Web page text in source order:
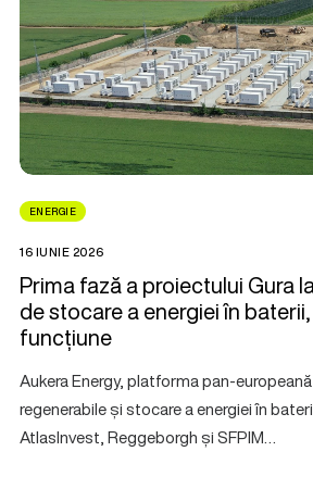
ENERGIE
16 IUNIE 2026
Prima fază a proiectului Gura
de stocare a energiei în
funcțiune
Aukera Energy, platforma pan-
regenerabile și stocare a energiei în
AtlasInvest, Reggeborgh și SFPIM…